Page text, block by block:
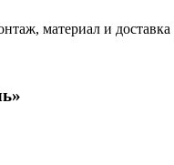
материал и доставка